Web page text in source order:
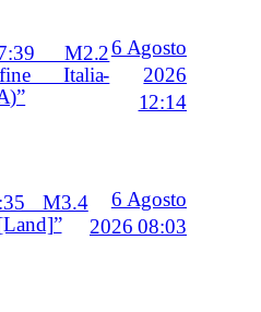
M2.2
Italia-
6 Agosto
2026
12:14
M3.4
6 Agosto
2026 08:03